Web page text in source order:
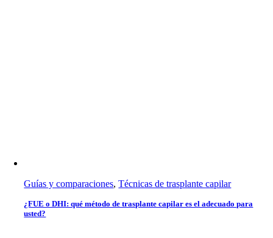
Guías y comparaciones,Técnicas de trasplante capilar
¿FUE o DHI: qué método de trasplante capilar es el adecuado para
usted?